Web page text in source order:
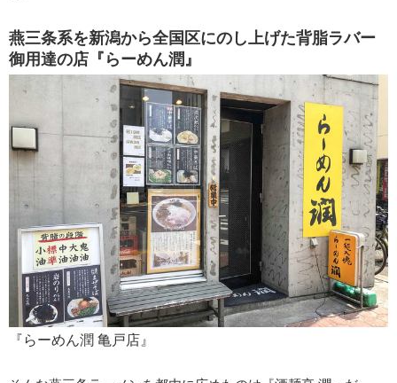
燕三条系を新潟から全国区にのし上げた背脂ラバー
御用達の店『らーめん潤』
『らーめん潤 亀戸店』